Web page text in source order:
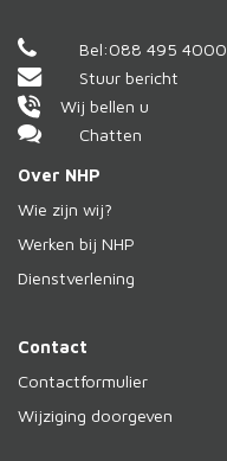
Bel:088 495 4000
Stuur bericht
Wij bellen u
Chatten
Over NHP
Wie zijn wij?
Werken bij NHP
Dienstverlening
Contact
Contactformulier
Wijziging doorgeven